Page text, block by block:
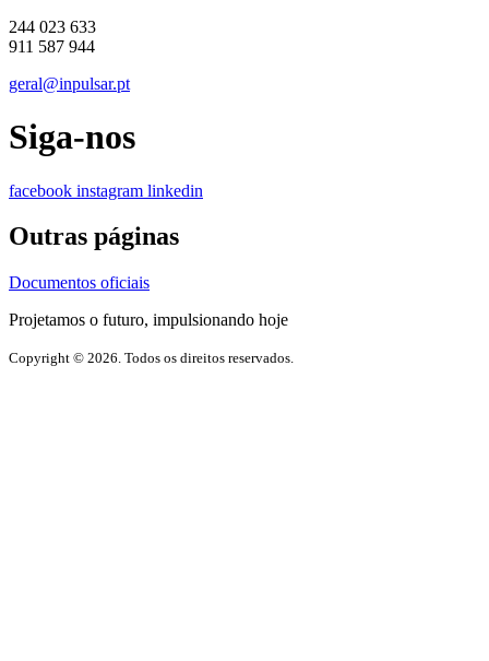
244 023 633
911 587 944
geral@inpulsar.pt
Siga-nos
facebook instagram linkedin
Outras páginas
Documentos oficiais
Projetamos o futuro, impulsionando hoje
Copyright © 2026. Todos os direitos reservados.